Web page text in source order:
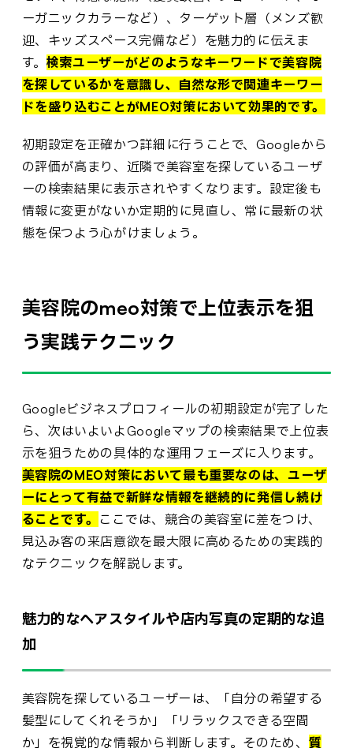
ーガニックカラーなど）、ターゲット層（メンズ歓
迎、キッズスペース完備など）を魅力的に伝えま
す。 検索ユーザーがどのようなキーワードで美容院
を探しているかを意識し、自然な形で関連キーワー
ドを盛り込むことがMEO対策において効果的です。
初期設定を正確かつ詳細に行うことで、Googleから
の評価が高まり、近隣で美容室を探しているユーザ
ーの検索結果に表示されやすくなります。設定後も
情報に変更がないか定期的に見直し、常に最新の状
態を保つよう心がけましょう。
美容院のmeo対策で上位表示を狙
う実践テクニック
Googleビジネスプロフィールの初期設定が完了した
ら、次はいよいよGoogleマップの検索結果で上位表
示を狙うための具体的な運用フェーズに入ります。
美容院のMEO対策において最も重要なのは、ユーザ
ーにとって有益で新鮮な情報を継続的に発信し続け
ることです。
ここでは、競合の美容室に差をつけ、
見込み客の来店意欲を最大限に高めるための実践的
なテクニックを解説します。
魅力的なヘアスタイルや店内写真の定期的な追
加
美容院を探しているユーザーは、「自分の希望する
髪型にしてくれそうか」「リラックスできる空間
か」を視覚的な情報から判断します。そのため、 質